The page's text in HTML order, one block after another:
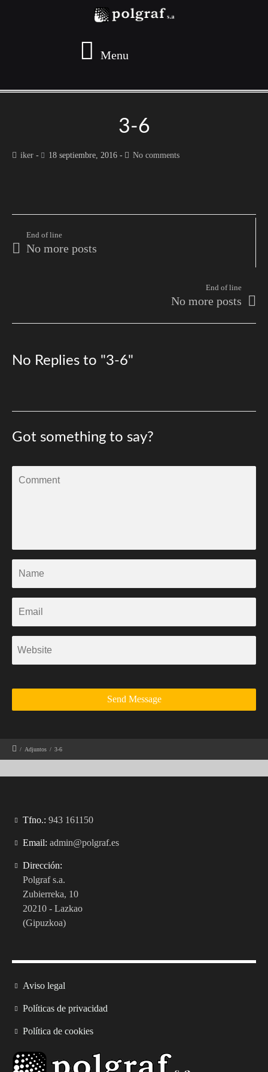
Menu
3-6
iker 18 septiembre, 2016 No comments
End of line
No more posts
End of line
No more posts
No Replies to "3-6"
Got something to say?
/ Adjuntos / 3-6
Tfno.: 943 161150
Email: admin@polgraf.es
Dirección:
Polgraf s.a.
Zubierreka, 10
20210 - Lazkao
(Gipuzkoa)
Aviso legal
Políticas de privacidad
Política de cookies